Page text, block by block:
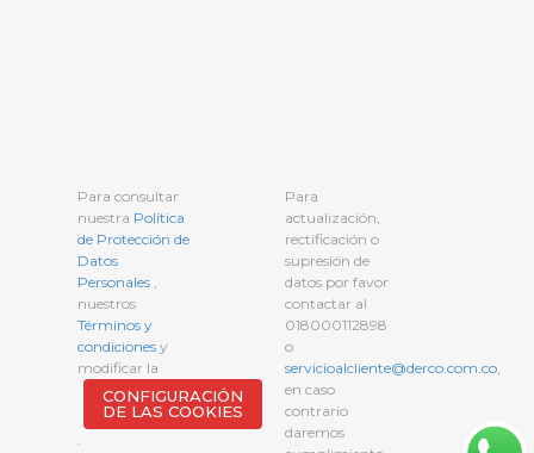
Para consultar
nuestra Política
de Protección de
Datos
Personales ,
nuestros
Términos y
condiciones y
modificar la
CONFIGURACIÓN
DE LAS COOKIES
.
Para
actualización,
rectificación o
supresión de
datos por favor
contactar al
018000112898
o
servicioalcliente@derco.com.co,
en caso
contrario
daremos